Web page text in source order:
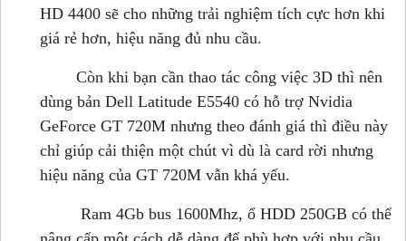
HD 4400 sẽ cho những trải nghiệm tích cực hơn khi
giá rẻ hơn, hiệu năng đủ nhu cầu.
Còn khi bạn cần thao tác công việc 3D thì nên
dùng bản Dell Latitude E5540 có hỗ trợ Nvidia
GeForce GT 720M nhưng theo đánh giá thì điều này
chỉ giúp cải thiện một chút vì dù là card rời nhưng
hiệu năng của GT 720M vẫn khá yếu.
Ram 4Gb bus 1600Mhz, ổ HDD 250GB có thể